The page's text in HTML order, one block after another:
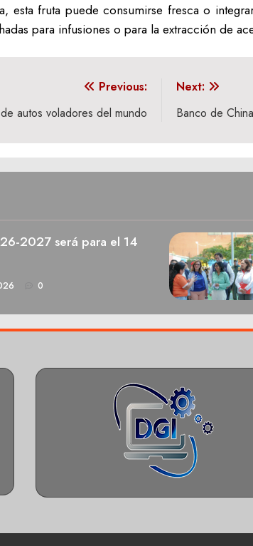
fruta puede consumirse fresca o
para infusiones o para la extracción de
Previous:
autos voladores del mundo
Next:
Banco de
2027 será para el 14
0